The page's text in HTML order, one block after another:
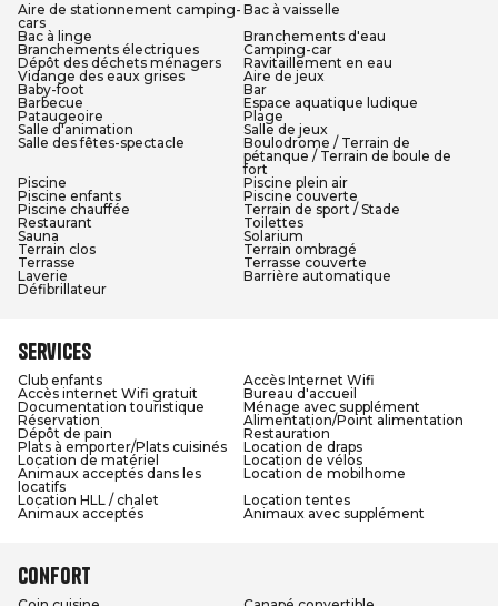
Aire de stationnement camping-
cars
Bac à vaisselle
Bac à linge
Branchements d'eau
Branchements électriques
Camping-car
Dépôt des déchets ménagers
Ravitaillement en eau
Vidange des eaux grises
Aire de jeux
Baby-foot
Bar
Barbecue
Espace aquatique ludique
Pataugeoire
Plage
Salle d'animation
Salle de jeux
Salle des fêtes-spectacle
Boulodrome / Terrain de
pétanque / Terrain de boule de
fort
Piscine
Piscine plein air
Piscine enfants
Piscine couverte
Piscine chauffée
Terrain de sport / Stade
Restaurant
Toilettes
Sauna
Solarium
Terrain clos
Terrain ombragé
Terrasse
Terrasse couverte
Laverie
Barrière automatique
Défibrillateur
Services
Club enfants
Accès Internet Wifi
Accès internet Wifi gratuit
Bureau d'accueil
Documentation touristique
Ménage avec supplément
Réservation
Alimentation/Point alimentation
Dépôt de pain
Restauration
Plats à emporter/Plats cuisinés
Location de draps
Location de matériel
Location de vélos
Animaux acceptés dans les
locatifs
Location de mobilhome
Location HLL / chalet
Location tentes
Animaux acceptés
Animaux avec supplément
Confort